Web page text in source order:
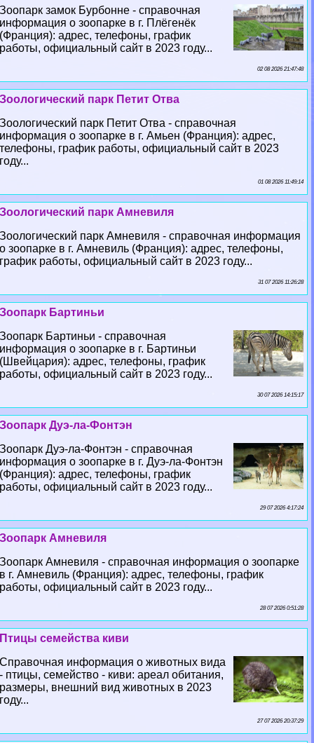
Зоопарк замок Бурбонне - справочная
информация о зоопарке в г. Плёгенёк
(Франция): адрес, телефоны, график
работы, официальный сайт в 2023 году...
02 08 2026 21:47:48
Зоологический парк Петит Отва
Зоологический парк Петит Отва - справочная
информация о зоопарке в г. Амьен (Франция): адрес,
телефоны, график работы, официальный сайт в 2023
году...
01 08 2026 11:49:14
Зоологический парк Амневиля
Зоологический парк Амневиля - справочная информация
о зоопарке в г. Амневиль (Франция): адрес, телефоны,
график работы, официальный сайт в 2023 году...
31 07 2026 11:26:28
Зоопарк Бартиньи
Зоопарк Бартиньи - справочная
информация о зоопарке в г. Бартиньи
(Швейцария): адрес, телефоны, график
работы, официальный сайт в 2023 году...
30 07 2026 14:15:17
Зоопарк Дуэ-ла-Фонтэн
Зоопарк Дуэ-ла-Фонтэн - справочная
информация о зоопарке в г. Дуэ-ла-Фонтэн
(Франция): адрес, телефоны, график
работы, официальный сайт в 2023 году...
29 07 2026 4:17:24
Зоопарк Амневиля
Зоопарк Амневиля - справочная информация о зоопарке
в г. Амневиль (Франция): адрес, телефоны, график
работы, официальный сайт в 2023 году...
28 07 2026 0:51:28
Птицы семейства киви
Справочная информация о животных вида
- птицы, семейство - киви: ареал обитания,
размеры, внешний вид животных в 2023
году...
27 07 2026 20:37:29